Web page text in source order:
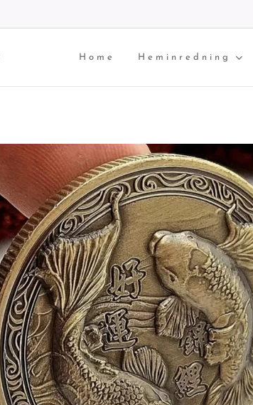
Home Heminredning